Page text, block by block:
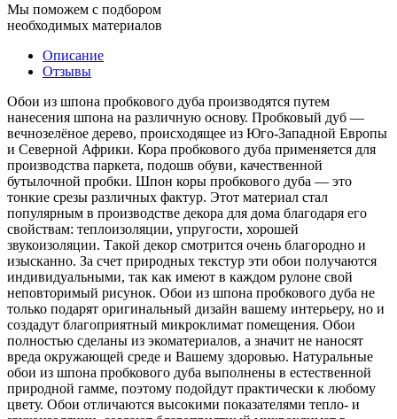
Мы поможем с подбором
необходимых материалов
Описание
Отзывы
Обои из шпона пробкового дуба производятся путем
нанесения шпона на различную основу. Пробковый дуб —
вечнозелёное дерево, происходящее из Юго-Западной Европы
и Северной Африки. Кора пробкового дуба применяется для
производства паркета, подошв обуви, качественной
бутылочной пробки. Шпон коры пробкового дуба — это
тонкие срезы различных фактур. Этот материал стал
популярным в производстве декора для дома благодаря его
свойствам: теплоизоляции, упругости, хорошей
звукоизоляции. Такой декор смотрится очень благородно и
изысканно. За счет природных текстур эти обои получаются
индивидуальными, так как имеют в каждом рулоне свой
неповторимый рисунок. Обои из шпона пробкового дуба не
только подарят оригинальный дизайн вашему интерьеру, но и
создадут благоприятный микроклимат помещения. Обои
полностью сделаны из экоматериалов, а значит не наносят
вреда окружающей среде и Вашему здоровью. Натуральные
обои из шпона пробкового дуба выполнены в естественной
природной гамме, поэтому подойдут практически к любому
цвету. Обои отличаются высокими показателями тепло- и